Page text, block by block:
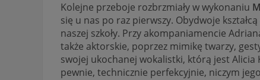
Kolejne przeboje rozbrzmiały w wykonaniu
się u nas po raz pierwszy. Obydwoje
naszej szkoły. Przy akompaniamencie
także aktorskie, poprzez mimikę twarzy,
swojej ukochanej wokalistki, którą jest Alicia
pewnie, technicznie perfekcyjnie, niczym